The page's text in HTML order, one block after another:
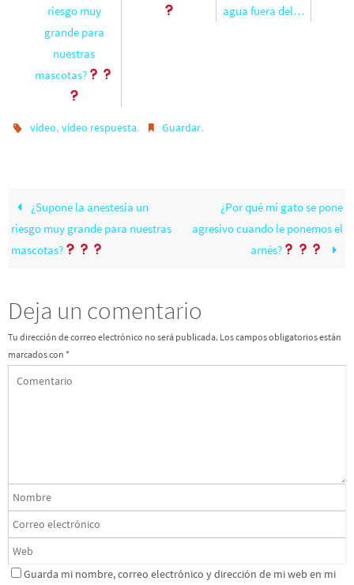
riesgo muy
grande para
nuestras
mascotas?
agua fuera del…
vídeo,vídeo respuesta. Guardar.
¿Supone la anestesia un
riesgo muy grande para nuestras
mascotas?
¿Por qué mi gato se pone
agresivo cuando le ponemos el
arnés?
Deja un comentario
Tu dirección de correo electrónico no será publicada. Los campos obligatorios están
marcados con *
Guarda mi nombre, correo electrónico y dirección de mi web en mi